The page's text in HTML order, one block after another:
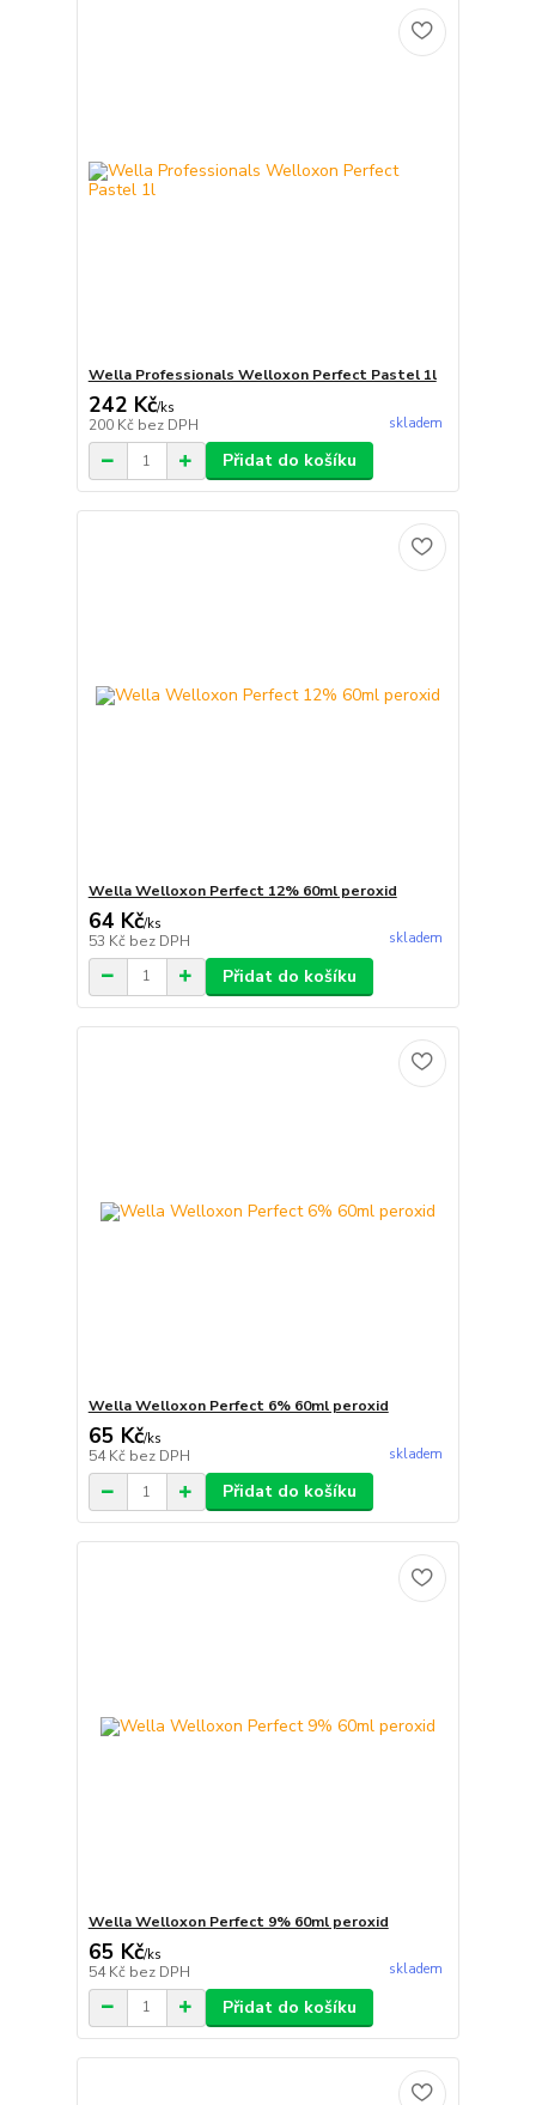
Wella Professionals Welloxon Perfect Pastel 1l
242 Kč/ks
200 Kč bez DPH skladem
Přidat do košíku
Wella Welloxon Perfect 12% 60ml peroxid
64 Kč/ks
53 Kč bez DPH skladem
Přidat do košíku
Wella Welloxon Perfect 6% 60ml peroxid
65 Kč/ks
54 Kč bez DPH skladem
Přidat do košíku
Wella Welloxon Perfect 9% 60ml peroxid
65 Kč/ks
54 Kč bez DPH skladem
Přidat do košíku